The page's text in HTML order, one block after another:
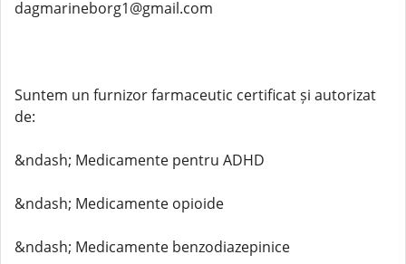
dagmarineborg1@gmail.com
Suntem un furnizor farmaceutic certificat și autorizat
de:
&ndash; Medicamente pentru ADHD
&ndash; Medicamente opioide
&ndash; Medicamente benzodiazepinice